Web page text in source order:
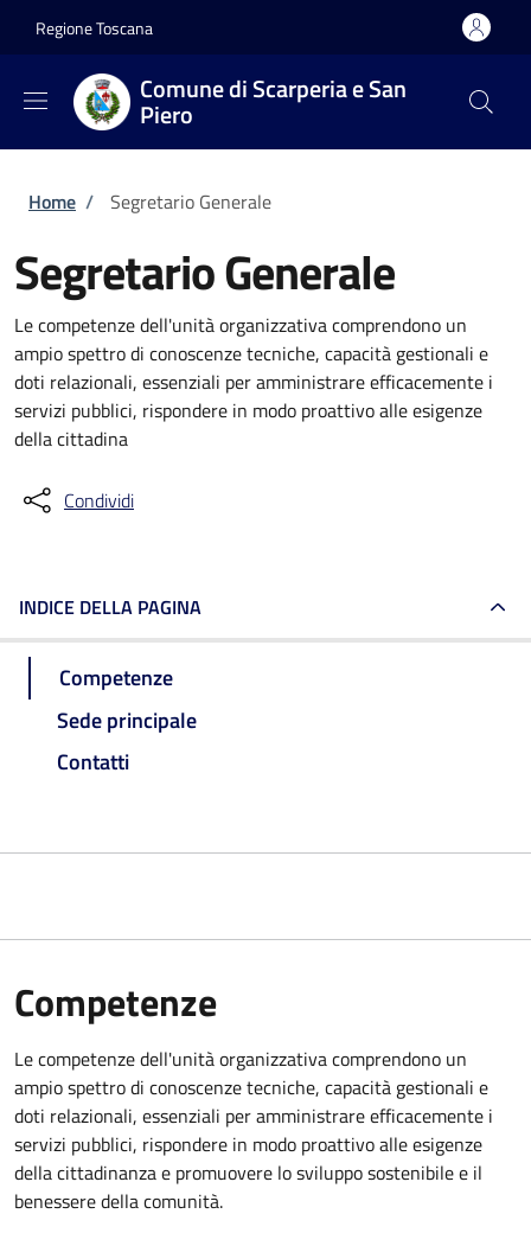
Regione Toscana
Comune di Scarperia e San
Piero
Briciole di pane
Home / Segretario Generale
Segretario Generale
Le competenze dell'unità organizzativa comprendono un
ampio spettro di conoscenze tecniche, capacità gestionali e
doti relazionali, essenziali per amministrare efficacemente i
servizi pubblici, rispondere in modo proattivo alle esigenze
della cittadina
Condividi
INDICE DELLA PAGINA
Competenze
Sede principale
Contatti
Competenze
Le competenze dell'unità organizzativa comprendono un
ampio spettro di conoscenze tecniche, capacità gestionali e
doti relazionali, essenziali per amministrare efficacemente i
servizi pubblici, rispondere in modo proattivo alle esigenze
della cittadinanza e promuovere lo sviluppo sostenibile e il
benessere della comunità.